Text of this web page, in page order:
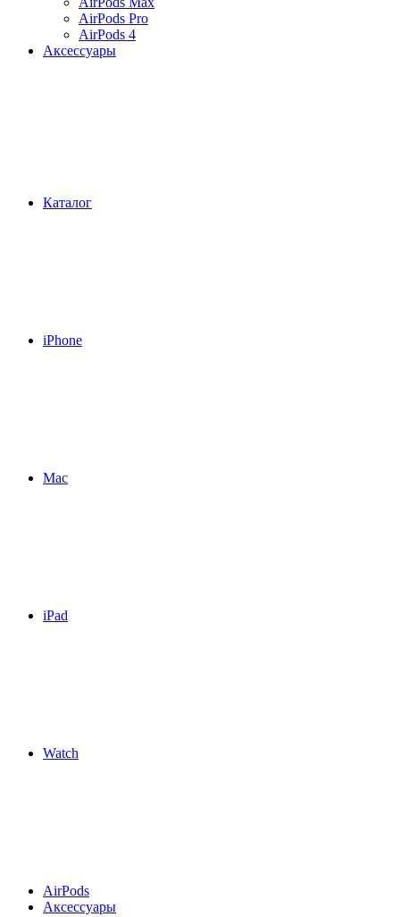
AirPods Pro
AirPods 4
Аксессуары
Каталог
iPhone
Mac
iPad
Watch
AirPods
Аксессуары